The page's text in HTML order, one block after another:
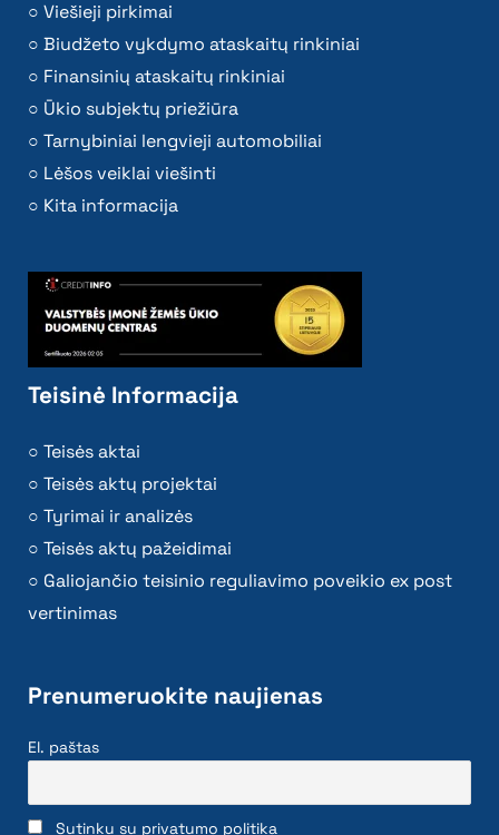
Viešieji pirkimai
Biudžeto vykdymo ataskaitų rinkiniai
Finansinių ataskaitų rinkiniai
Ūkio subjektų priežiūra
Tarnybiniai lengvieji automobiliai
Lėšos veiklai viešinti
Kita informacija
Teisinė Informacija
Teisės aktai
Teisės aktų projektai
Tyrimai ir analizės
Teisės aktų pažeidimai
Galiojančio teisinio reguliavimo poveikio ex post
vertinimas
Prenumeruokite naujienas
El. paštas
Sutinku su privatumo politika